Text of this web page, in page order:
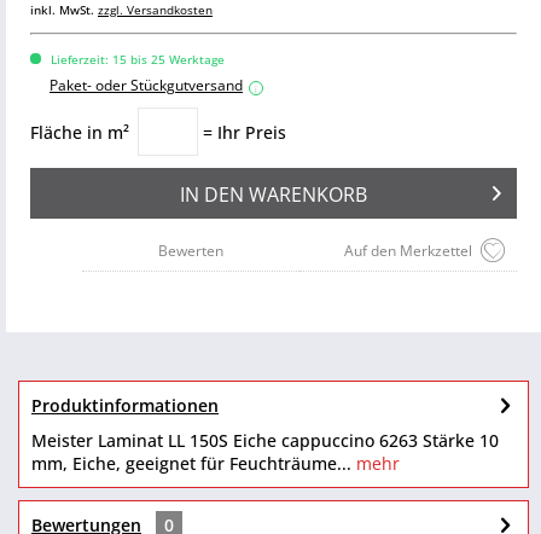
inkl. MwSt. zzgl. Versandkosten
Lieferzeit: 15 bis 25 Werktage
Paket- oder Stückgutversand i
Fläche in m² = Ihr Preis
IN DEN WARENKORB
Auf den Merkzettel
Bewerten
Produktinformationen
Meister Laminat LL 150S Eiche cappuccino 6263 Stärke 10
mm, Eiche, geeignet für Feuchträume... mehr
Bewertungen
0